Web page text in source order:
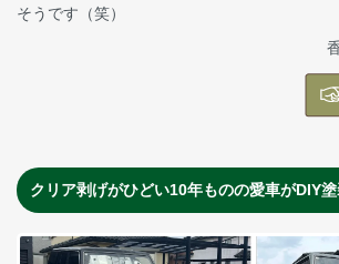
そうです（笑）
クリア剥げがひどい10年ものの愛車がDIY